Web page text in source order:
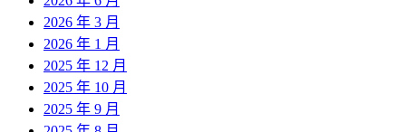
2026 年 3 月
2026 年 1 月
2025 年 12 月
2025 年 10 月
2025 年 9 月